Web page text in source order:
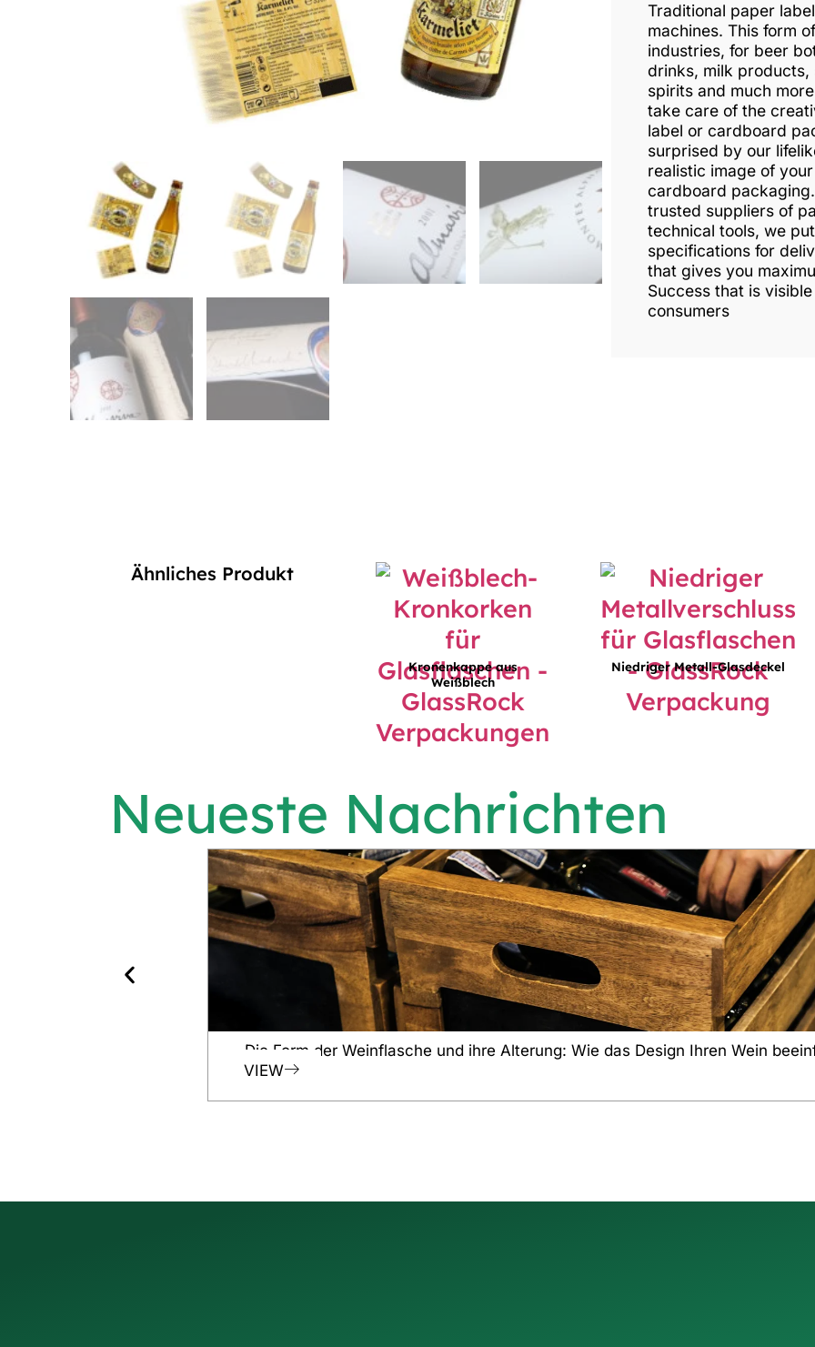
Traditional paper
machines. This form
industries, for beer
drinks, milk products,
spirits and much
take care of the
label or cardboard
surprised by our
realistic image of
cardboard
trusted suppliers of
technical tools, we
specifications for
that gives you
Success that is
consumers
Ähnliches Produkt
Kronenkappe aus
Weißblech
Niedriger Metall-Glasdeckel
Neueste Nachrichten
Die Form der Weinflasche und ihre Alterung: Wie das Design Ihren Wein
VIEW